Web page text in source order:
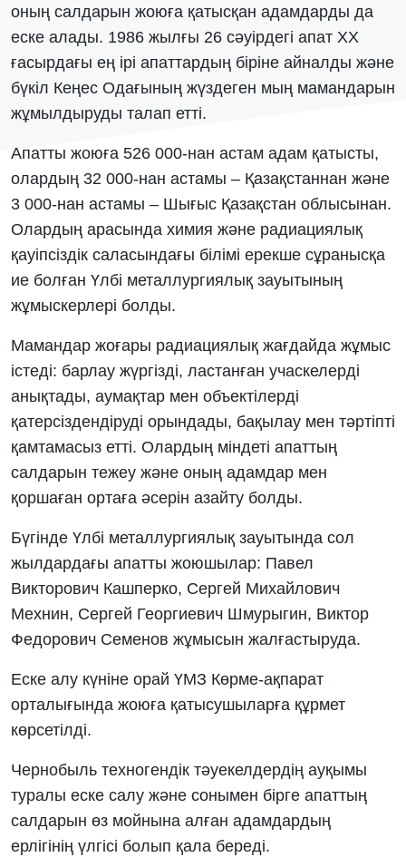
оның салдарын жоюға қатысқан адамдарды да
еске алады. 1986 жылғы 26 сәуірдегі апат XX
ғасырдағы ең ірі апаттардың біріне айналды және
бүкіл Кеңес Одағының жүздеген мың мамандарын
жұмылдыруды талап етті.
Апатты жоюға 526 000-нан астам адам қатысты,
олардың 32 000-нан астамы – Қазақстаннан және
3 000-нан астамы – Шығыс Қазақстан облысынан.
Олардың арасында химия және радиациялық
қауіпсіздік саласындағы білімі ерекше сұранысқа
ие болған Үлбі металлургиялық зауытының
жұмыскерлері болды.
Мамандар жоғары радиациялық жағдайда жұмыс
істеді: барлау жүргізді, ластанған учаскелерді
анықтады, аумақтар мен объектілерді
қатерсіздендіруді орындады, бақылау мен тәртіпті
қамтамасыз етті. Олардың міндеті апаттың
салдарын тежеу және оның адамдар мен
қоршаған ортаға әсерін азайту болды.
Бүгінде Үлбі металлургиялық зауытында сол
жылдардағы апатты жоюшылар: Павел
Викторович Кашперко, Сергей Михайлович
Мехнин, Сергей Георгиевич Шмурыгин, Виктор
Федорович Семенов жұмысын жалғастыруда.
Еске алу күніне орай ҮМЗ Көрме-ақпарат
орталығында жоюға қатысушыларға құрмет
көрсетілді.
Чернобыль техногендік тәуекелдердің ауқымы
туралы еске салу және сонымен бірге апаттың
салдарын өз мойнына алған адамдардың
ерлігінің үлгісі болып қала береді.